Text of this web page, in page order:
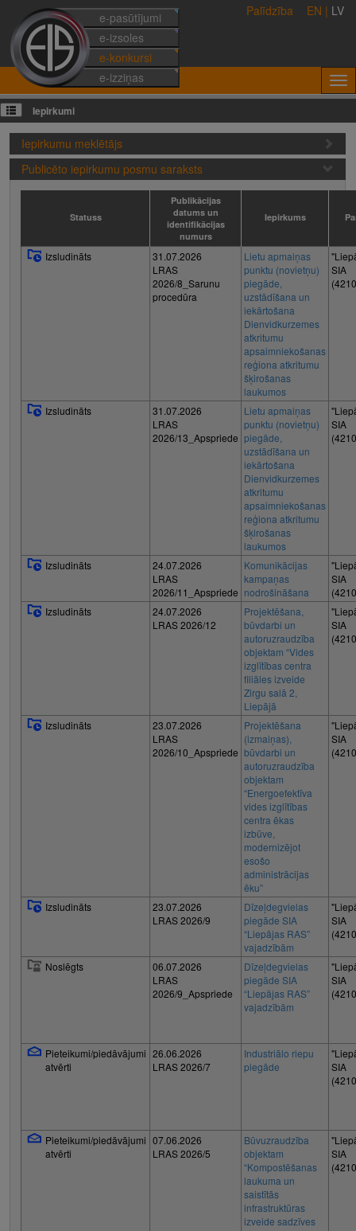
e-pasūtījumi
e-izsoles
e-konkursi
e-izziņas
Palīdzība EN | LV
Iepirkumi
Iepirkumu meklētājs
Publicēto iepirkumu posmu saraksts
Statuss
Publikācijas
datums un
identifikācijas
numurs
Iepirkums
Izsludināts
31.07.2026
LRAS
2026/8_Sarunu
procedūra
Lietu apmaiņas
punktu (novietņu)
piegāde,
uzstādīšana un
iekārtošana
Dienvidkurzemes
atkritumu
apsaimniekošanas
reģiona atkritumu
šķirošanas
laukumos
SIA
Izsludināts
31.07.2026
LRAS
2026/13_Apspriede
Lietu apmaiņas
punktu (novietņu)
piegāde,
uzstādīšana un
iekārtošana
Dienvidkurzemes
atkritumu
apsaimniekošanas
reģiona atkritumu
šķirošanas
laukumos
SIA
Izsludināts
24.07.2026
LRAS
2026/11_Apspriede
Komunikācijas
kampaņas
nodrošināšana
SIA
Izsludināts
24.07.2026
LRAS 2026/12
Projektēšana,
būvdarbi un
autoruzraudzība
objektam “Vides
izglītības centra
filiāles izveide
Zirgu salā 2,
Liepājā
SIA
Izsludināts
23.07.2026
LRAS
2026/10_Apspriede
Projektēšana
(izmaiņas),
būvdarbi un
autoruzraudzība
objektam
“Energoefektīva
vides izglītības
centra ēkas
izbūve,
modernizējot
esošo
administrācijas
ēku”
SIA
Izsludināts
23.07.2026
LRAS 2026/9
Dīzeļdegvielas
piegāde SIA
“Liepājas RAS”
vajadzībām
SIA
Noslēgts
06.07.2026
LRAS
2026/9_Apspriede
Dīzeļdegvielas
piegāde SIA
“Liepājas RAS”
vajadzībām
SIA
Pieteikumi/piedāvājumi
atvērti
26.06.2026
LRAS 2026/7
Industriālo riepu
piegāde
SIA
Pieteikumi/piedāvājumi
atvērti
07.06.2026
LRAS 2026/5
Būvuzraudzība
objektam
“Kompostēšanas
laukuma un
saistītās
infrastruktūras
izveide sadzīves
SIA